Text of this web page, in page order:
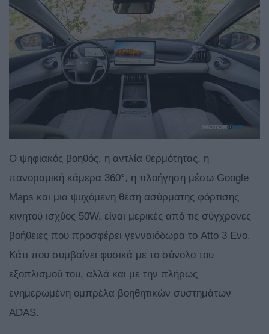
Ο ψηφιακός βοηθός, η αντλία θερμότητας, η
πανοραμική κάμερα 360°, η πλοήγηση μέσω Google
Maps και μια ψυχόμενη θέση ασύρματης φόρτισης
κινητού ισχύος 50W, είναι μερικές από τις σύγχρονες
βοήθειες που προσφέρει γενναιόδωρα το Atto 3 Evo.
Κάτι που συμβαίνει φυσικά με το σύνολο του
εξοπλισμού του, αλλά και με την πλήρως
ενημερωμένη ομπρέλα βοηθητικών συστημάτων
ADAS.